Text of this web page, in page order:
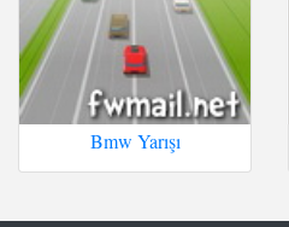
Bmw Yarışı